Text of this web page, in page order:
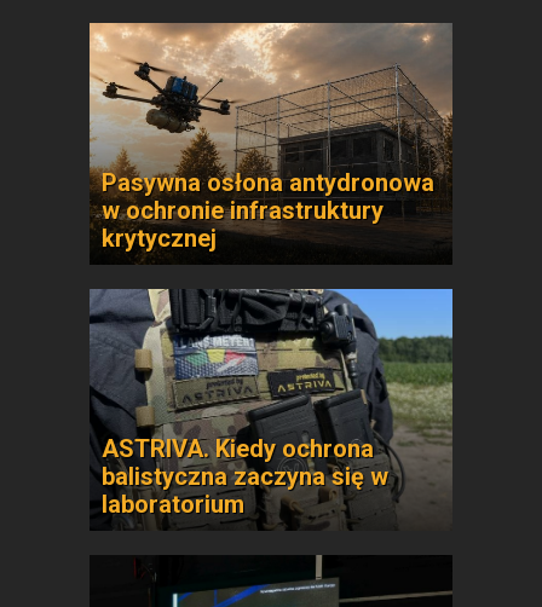
Pasywna osłona antydronowa
w ochronie infrastruktury
krytycznej
ASTRIVA. Kiedy ochrona
balistyczna zaczyna się w
laboratorium